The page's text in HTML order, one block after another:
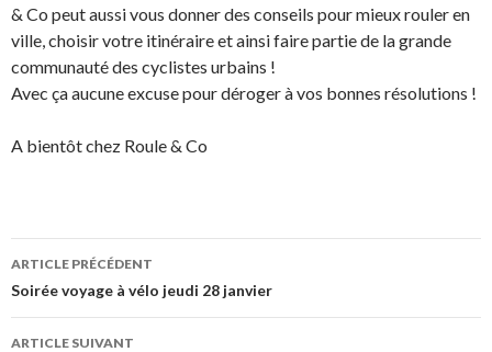
& Co peut aussi vous donner des conseils pour mieux rouler en
ville, choisir votre itinéraire et ainsi faire partie de la grande
communauté des cyclistes urbains !
Avec ça aucune excuse pour déroger à vos bonnes résolutions !
A bientôt chez Roule & Co
Navigation
de
l’article
ARTICLE PRÉCÉDENT
Soirée voyage à vélo jeudi 28 janvier
ARTICLE SUIVANT